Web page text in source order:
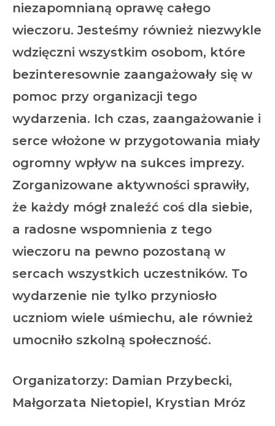
niezapomnianą oprawę całego
wieczoru. Jesteśmy również niezwykle
wdzięczni wszystkim osobom, które
bezinteresownie zaangażowały się w
pomoc przy organizacji tego
wydarzenia. Ich czas, zaangażowanie i
serce włożone w przygotowania miały
ogromny wpływ na sukces imprezy.
Zorganizowane aktywności sprawiły,
że każdy mógł znaleźć coś dla siebie,
a radosne wspomnienia z tego
wieczoru na pewno pozostaną w
sercach wszystkich uczestników. To
wydarzenie nie tylko przyniosło
uczniom wiele uśmiechu, ale również
umocniło szkolną społeczność.
Organizatorzy: Damian Przybecki,
Małgorzata Nietopiel, Krystian Mróz